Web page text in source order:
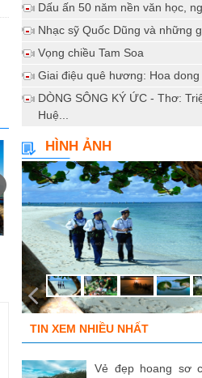
Chùm ảnh “Kéo lưới rùng”
của NSNA...
TRỞ
Dấu ấn 50 năm nền văn học,
Nhạc sỹ Quốc Dũng và những
Vọng chiều Tam Soa
Giai điệu quê hương: Hoa dong
DÒNG SÔNG KÝ ỨC - Thơ:
Huệ...
HÌNH ẢNH
TIN XEM NHIỀU NHẤT
Vẻ đẹp hoang sơ